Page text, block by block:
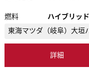
燃料
ハイブリッド
東海マツダ（岐阜） 大垣
詳細